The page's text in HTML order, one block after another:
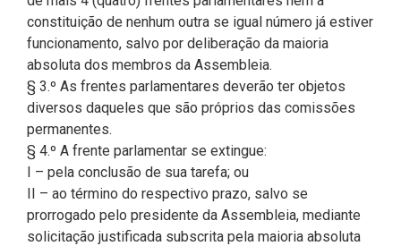
Tecnologia da Informação
Assessoria Jurídica e Relações
Institucionais
Secretaria Executiva da Mesa
Diretora
Coordenadoria de Eventos e
Cerimonial
Inesp
Malce - Memorial da Alece
Deputado Pontes Neto
Procon Alece
Procuradoria Especial da Mulher
Sala do Empreendedor
Orçamento, Finanças e
Tributação
Previdência Social e Saúde
Proteção Social e Combate à
Fome
Trabalho, Administração e
Serviço Publico
constituição de nenhum outra se igual número já estiver
funcionamento, salvo por deliberação da maioria
absoluta dos membros da Assembleia.
§ 3.º As frentes parlamentares deverão ter objetos
diversos daqueles que são próprios das comissões
permanentes.
§ 4.º A frente parlamentar se extingue:
I – pela conclusão de sua tarefa; ou
II – ao término do respectivo prazo, salvo se
prorrogado pelo presidente da Assembleia, mediante
solicitação justificada subscrita pela maioria absoluta